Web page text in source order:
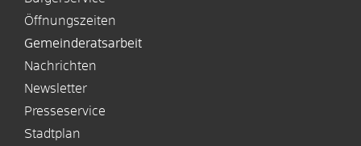
Öffnungszeiten
Gemeinderatsarbeit
Nachrichten
Newsletter
Presseservice
Stadtplan